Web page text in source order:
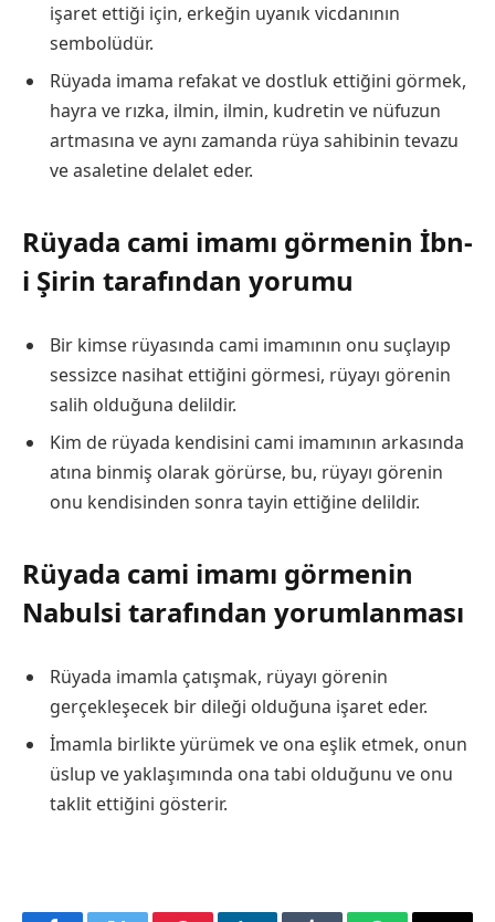
işaret ettiği için, erkeğin uyanık vicdanının
sembolüdür.
Rüyada imama refakat ve dostluk ettiğini görmek,
hayra ve rızka, ilmin, ilmin, kudretin ve nüfuzun
artmasına ve aynı zamanda rüya sahibinin tevazu
ve asaletine delalet eder.
Rüyada cami imamı görmenin İbn-
i Şirin tarafından yorumu
Bir kimse rüyasında cami imamının onu suçlayıp
sessizce nasihat ettiğini görmesi, rüyayı görenin
salih olduğuna delildir.
Kim de rüyada kendisini cami imamının arkasında
atına binmiş olarak görürse, bu, rüyayı görenin
onu kendisinden sonra tayin ettiğine delildir.
Rüyada cami imamı görmenin
Nabulsi tarafından yorumlanması
Rüyada imamla çatışmak, rüyayı görenin
gerçekleşecek bir dileği olduğuna işaret eder.
İmamla birlikte yürümek ve ona eşlik etmek, onun
üslup ve yaklaşımında ona tabi olduğunu ve onu
taklit ettiğini gösterir.